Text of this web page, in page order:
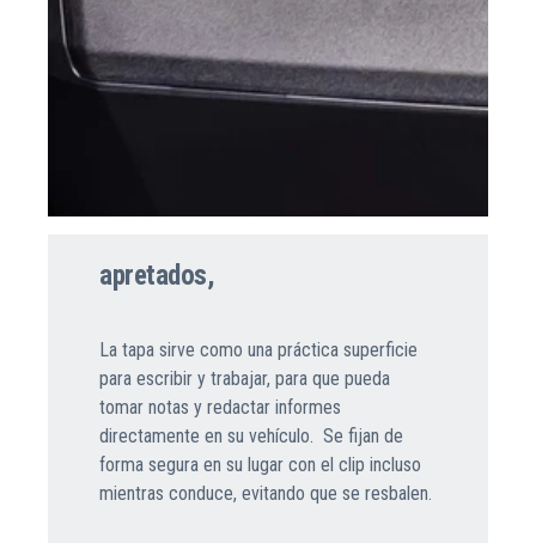
apretados,
La tapa sirve como una práctica superficie
para escribir y trabajar, para que pueda
tomar notas y redactar informes
directamente en su vehículo. Se fijan de
forma segura en su lugar con el clip incluso
mientras conduce, evitando que se resbalen.